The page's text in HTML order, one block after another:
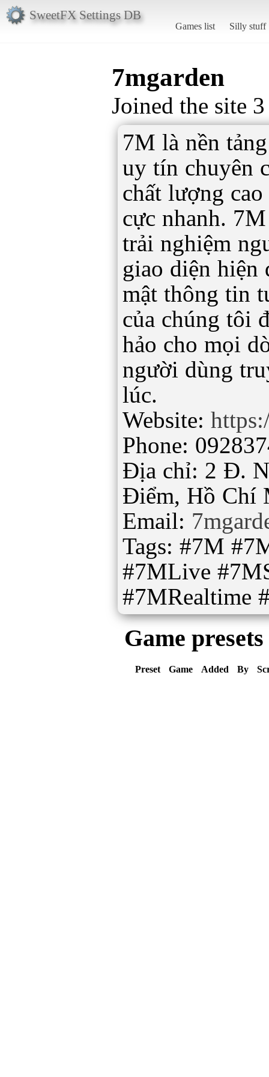
SweetFX Settings DB
Games list Silly stuff
7mgarden
Joined the site
7M là nền
uy tín chuyên
chất lượng
cực nhanh.
trải nghiệm
giao diện hiện
mật thông tin
của chúng tôi
hảo cho mọi
người dùng
lúc.
Website:
Phone:
Địa chỉ: 2 Đ.
Điểm, Hồ Chí
Email:
Tags: #7M
#7MLive
#7MRealtime
Game presets
Preset Game Added By